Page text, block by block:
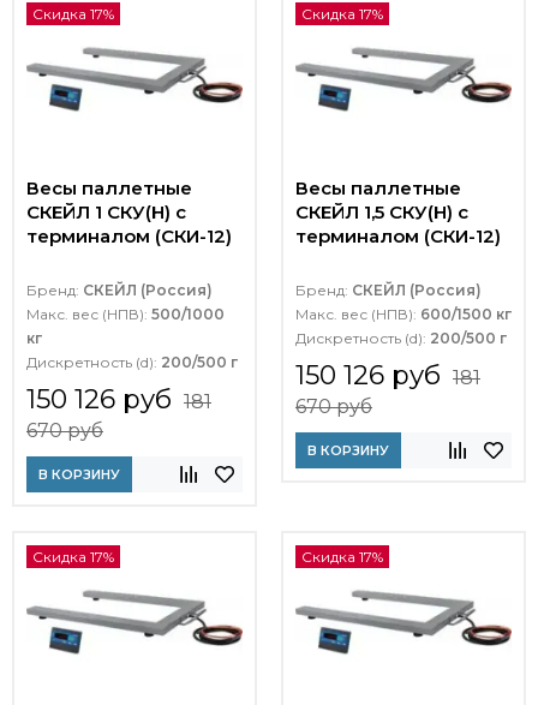
Скидка 17%
Весы паллетные
СКЕЙЛ 1 СКУ(Н) с
терминалом (СКИ-12)
Бренд: СКЕЙЛ (Россия)
Макс. вес (НПВ): 500/1000
кг
Дискретность (d): 200/500 г
150 126 руб 181
670 руб
В КОРЗИНУ
Скидка 17%
Весы паллетные
СКЕЙЛ 1,5 СКУ(Н) с
терминалом (СКИ-12)
Бренд: СКЕЙЛ (Россия)
Макс. вес (НПВ): 600/1500 кг
Дискретность (d): 200/500 г
150 126 руб 181
670 руб
В КОРЗИНУ
Скидка 17% Скидка 17%